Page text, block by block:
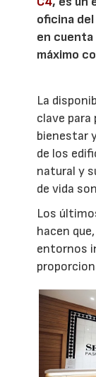
oficina
en
máximo
La
clave
bienestar
de los
natural y
de vida
Los
hacen
entornos